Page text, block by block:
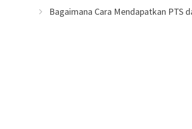
Bagaimana Cara Mendapatkan PTS